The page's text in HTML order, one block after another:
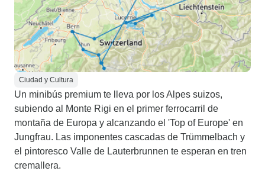
Ciudad y Cultura
Un minibús premium te lleva por los Alpes suizos,
subiendo al Monte Rigi en el primer ferrocarril de
montaña de Europa y alcanzando el 'Top of Europe' en
Jungfrau. Las imponentes cascadas de Trümmelbach y
el pintoresco Valle de Lauterbrunnen te esperan en tren
cremallera.